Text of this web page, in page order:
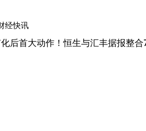
经快讯
后首大动作！恒生与汇丰据报整